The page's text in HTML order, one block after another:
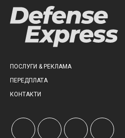
ПОСЛУГИ & РЕКЛАМА
ПЕРЕДПЛАТА
КОНТАКТИ